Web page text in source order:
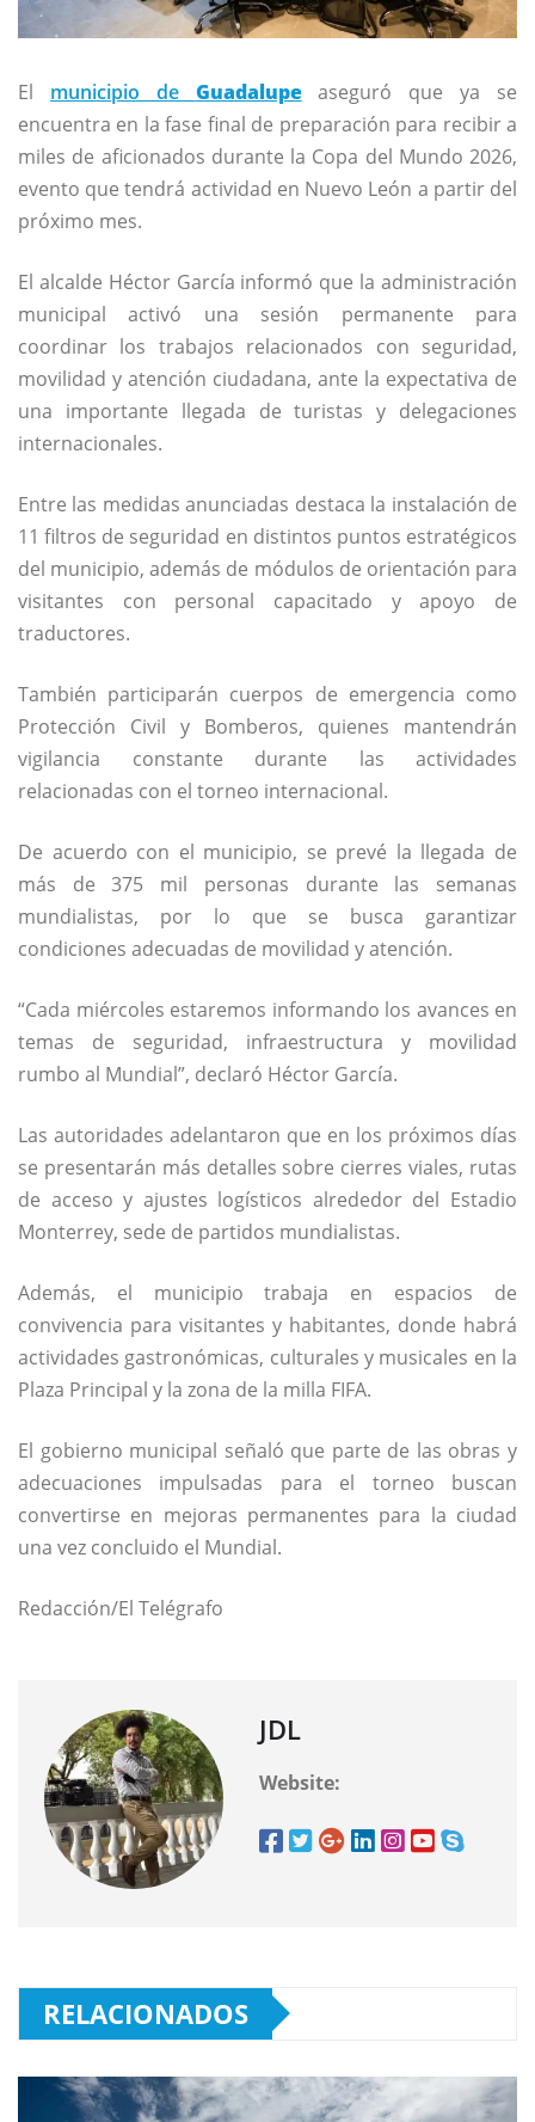
El municipio de Guadalupeaseguró que ya se
encuentra en la fase final de preparación para recibir a
miles de aficionados durante la Copa del Mundo 2026,
evento que tendrá actividad en Nuevo León a partir del
próximo mes.
El alcalde Héctor García informó que la administración
municipal activó una sesión permanente para
coordinar los trabajos relacionados con seguridad,
movilidad y atención ciudadana, ante la expectativa de
una importante llegada de turistas y delegaciones
internacionales.
Entre las medidas anunciadas destaca la instalación de
11 filtros de seguridad en distintos puntos estratégicos
del municipio, además de módulos de orientación para
visitantes con personal capacitado y apoyo de
traductores.
También participarán cuerpos de emergencia como
Protección Civil y Bomberos, quienes mantendrán
vigilancia constante durante las actividades
relacionadas con el torneo internacional.
De acuerdo con el municipio, se prevé la llegada de
más de 375 mil personas durante las semanas
mundialistas, por lo que se busca garantizar
condiciones adecuadas de movilidad y atención.
“Cada miércoles estaremos informando los avances en
temas de seguridad, infraestructura y movilidad
rumbo al Mundial”, declaró Héctor García.
Las autoridades adelantaron que en los próximos días
se presentarán más detalles sobre cierres viales, rutas
de acceso y ajustes logísticos alrededor del Estadio
Monterrey, sede de partidos mundialistas.
Además, el municipio trabaja en espacios de
convivencia para visitantes y habitantes, donde habrá
actividades gastronómicas, culturales y musicales en la
Plaza Principal y la zona de la milla FIFA.
El gobierno municipal señaló que parte de las obras y
adecuaciones impulsadas para el torneo buscan
convertirse en mejoras permanentes para la ciudad
una vez concluido el Mundial.
Redacción/El Telégrafo
JDL
Website:
RELACIONADOS